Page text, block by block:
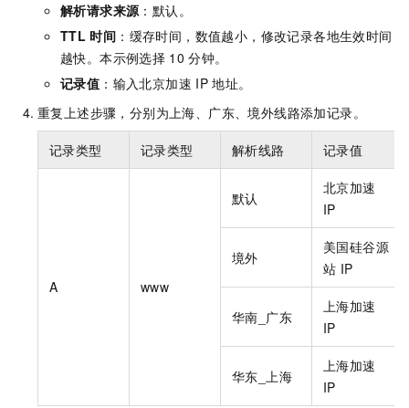
解析请求来源：默认。
TTL 时间 ：缓存时间，数值越小，修改记录各地生效时间
越快。本示例选择 10 分钟。
记录值 ：输入北京加速 IP 地址。
重复上述步骤，分别为上海、广东、境外线路添加记录。
记录类型 记录类型 解析线路 记录值
A www
默认
北京加速
IP
境外
美国硅谷源
站 IP
华南_广东
上海加速
IP
华东_上海
上海加速
IP